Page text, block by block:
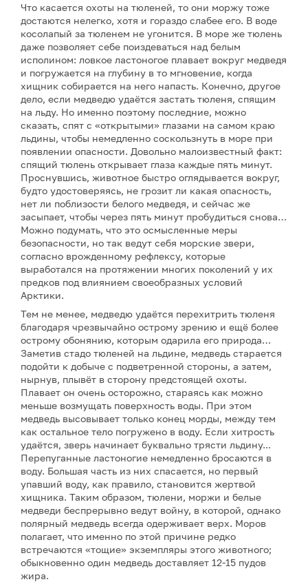
Что касается охоты на тюленей, то они моржу тоже
достаются нелегко, хотя и гораздо слабее его. В воде
косолапый за тюленем не угонится. В море же тюлень
даже позволяет себе поиздеваться над белым
исполином: ловкое ластоногое плавает вокруг медведя
и погружается на глубину в то мгновение, когда
хищник собирается на него напасть. Конечно, другое
дело, если медведю удаётся застать тюленя, спящим
на льду. Но именно поэтому последние, можно
сказать, спят с «открытыми» глазами на самом краю
льдины, чтобы немедленно соскользнуть в море при
появлении опасности. Довольно малоизвестный факт:
спящий тюлень открывает глаза каждые пять минут.
Проснувшись, животное быстро оглядывается вокруг,
будто удостоверяясь, не грозит ли какая опасность,
нет ли поблизости белого медведя, и сейчас же
засыпает, чтобы через пять минут пробудиться снова…
Можно подумать, что это осмысленные меры
безопасности, но так ведут себя морские звери,
согласно врожденному рефлексу, которые
выработался на протяжении многих поколений у их
предков под влиянием своеобразных условий
Арктики.
Тем не менее, медведю удаётся перехитрить тюленя
благодаря чрезвычайно острому зрению и ещё более
острому обонянию, которым одарила его природа…
Заметив стадо тюленей на льдине, медведь старается
подойти к добыче с подветренной стороны, а затем,
нырнув, плывёт в сторону предстоящей охоты.
Плавает он очень осторожно, стараясь как можно
меньше возмущать поверхность воды. При этом
медведь высовывает только конец морды, между тем
как остальное тело погружено в воду. Если хитрость
удаётся, зверь начинает буквально трясти льдину...
Перепуганные ластоногие немедленно бросаются в
воду. Большая часть из них спасается, но первый
упавший воду, как правило, становится жертвой
хищника. Таким образом, тюлени, моржи и белые
медведи беспрерывно ведут войну, в которой, однако
полярный медведь всегда одерживает верх. Моров
полагает, что именно по этой причине редко
встречаются «тощие» экземпляры этого животного;
обыкновенно один медведь доставляет 12-15 пудов
жира.